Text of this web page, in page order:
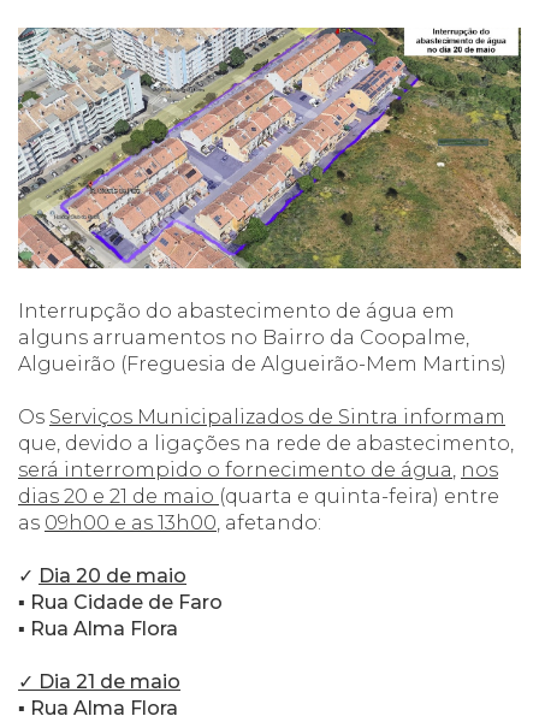
Interrupção do abastecimento de água em
alguns arruamentos no Bairro da Coopalme,
Algueirão (Freguesia de Algueirão-Mem Martins)
Os Serviços Municipalizados de Sintra informam
que, devido a ligações na rede de abastecimento,
será interrompido o fornecimento de água, nos
dias 20 e 21 de maio (quarta e quinta-feira) entre
as 09h00 e as 13h00, afetando:
✓ Dia 20 de maio
▪ Rua Cidade de Faro
▪ Rua Alma Flora
✓ Dia 21 de maio
▪ Rua Alma Flora